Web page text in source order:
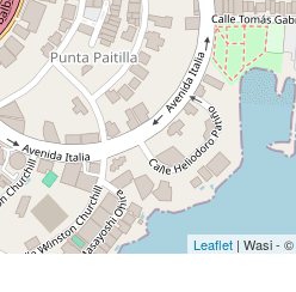
Leaflet | Wasi - ©